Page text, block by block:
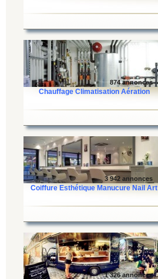
874 annonces
Chauffage Climatisation Aération
3 942 annonces
Coiffure Esthétique Manucure Nail Art
1 326 annonces